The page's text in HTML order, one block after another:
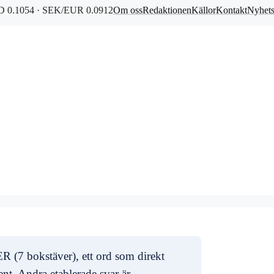
0.1054 · SEK/EUR 0.0912Om ossRedaktionenKällorKontakt
(7 bokstäver), ett ord som direkt